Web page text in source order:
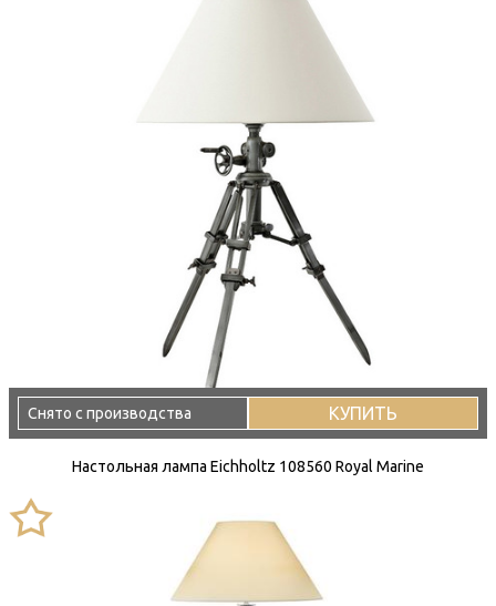
Снято с производства КУПИТЬ
Настольная лампа Eichholtz 108560 Royal Marine